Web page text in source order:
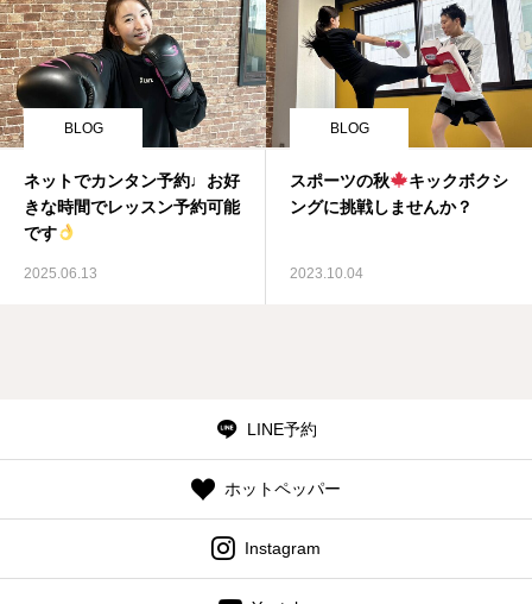
BLOG
ネットでカンタン予約♩お好
きな時間でレッスン予約可能
です
2025.06.13
BLOG
スポーツの秋
キックボクシ
ングに挑戦しませんか？
2023.10.04
LINE予約
ホットペッパー
Instagram